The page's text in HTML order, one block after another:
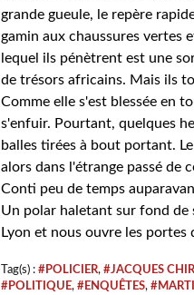
grande gueule, le repère
gamin aux chaussures vertes
lequel ils pénètrent est une
de trésors africains. Mais ils
Comme elle s'est blessée en
s'enfuir. Pourtant, quelques
balles tirées à bout portant.
alors dans l'étrange passé de
Conti peu de temps
Un polar haletant sur fond de
Lyon et nous ouvre les
Tag(s) : #POLICIER, #JACQUES
#POLITIQUE, #ENQUÊTES,